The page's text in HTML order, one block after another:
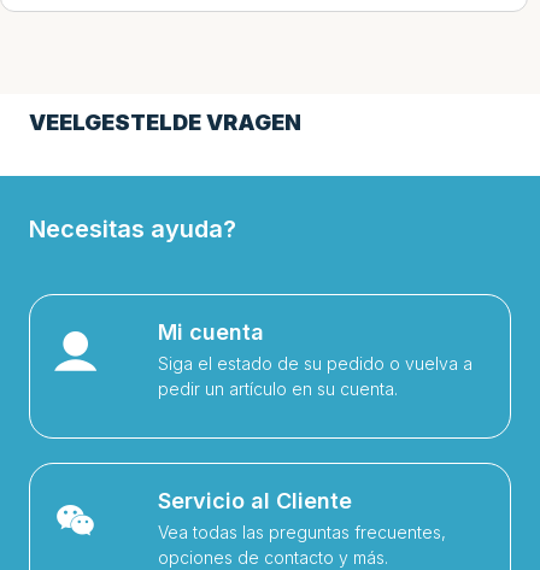
VEELGESTELDE VRAGEN
Necesitas ayuda?
Mi cuenta
Siga el estado de su pedido o vuelva a
pedir un artículo en su cuenta.
Servicio al Cliente
Vea todas las preguntas frecuentes,
opciones de contacto y más.